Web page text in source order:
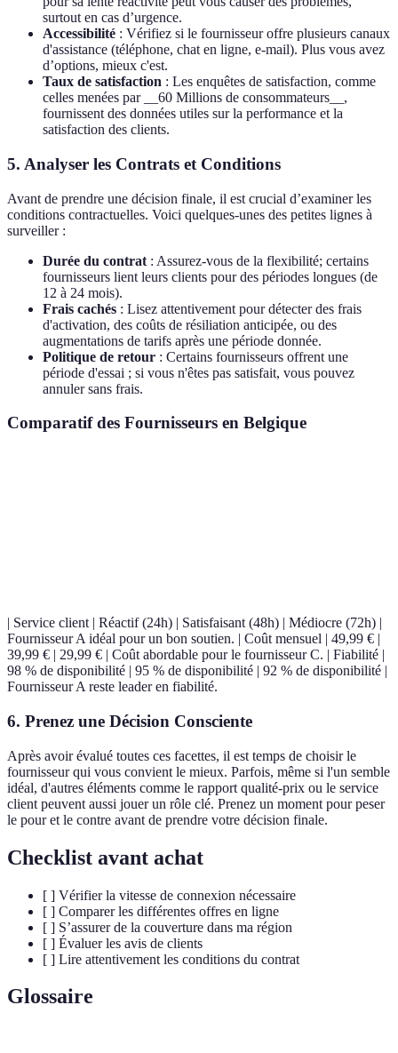
surtout en cas d’urgence.
Accessibilité : Vérifiez si le fournisseur offre plusieurs canaux
d'assistance (téléphone, chat en ligne, e-mail). Plus vous avez
d’options, mieux c'est.
Taux de satisfaction : Les enquêtes de satisfaction, comme
celles menées par __60 Millions de consommateurs__,
fournissent des données utiles sur la performance et la
satisfaction des clients.
5. Analyser les Contrats et Conditions
Avant de prendre une décision finale, il est crucial d’examiner les
conditions contractuelles. Voici quelques-unes des petites lignes à
surveiller :
Durée du contrat : Assurez-vous de la flexibilité; certains
fournisseurs lient leurs clients pour des périodes longues (de
12 à 24 mois).
Frais cachés : Lisez attentivement pour détecter des frais
d'activation, des coûts de résiliation anticipée, ou des
augmentations de tarifs après une période donnée.
Politique de retour : Certains fournisseurs offrent une
période d'essai ; si vous n'êtes pas satisfait, vous pouvez
annuler sans frais.
Comparatif des Fournisseurs en Belgique
| Service client | Réactif (24h) | Satisfaisant (48h) | Médiocre (72h) |
Fournisseur A idéal pour un bon soutien. | Coût mensuel | 49,99 € |
39,99 € | 29,99 € | Coût abordable pour le fournisseur C. | Fiabilité |
98 % de disponibilité | 95 % de disponibilité | 92 % de disponibilité |
Fournisseur A reste leader en fiabilité.
6. Prenez une Décision Consciente
Après avoir évalué toutes ces facettes, il est temps de choisir le
fournisseur qui vous convient le mieux. Parfois, même si l'un semble
idéal, d'autres éléments comme le rapport qualité-prix ou le service
client peuvent aussi jouer un rôle clé. Prenez un moment pour peser
le pour et le contre avant de prendre votre décision finale.
Checklist avant achat
[ ] Vérifier la vitesse de connexion nécessaire
[ ] Comparer les différentes offres en ligne
[ ] S’assurer de la couverture dans ma région
[ ] Évaluer les avis de clients
[ ] Lire attentivement les conditions du contrat
Glossaire